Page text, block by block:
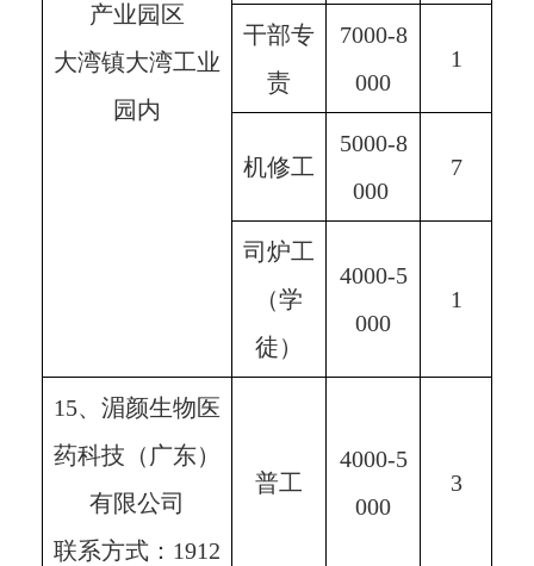
产业园区
大湾镇大湾工业
园内
干部专
责
7000-8
000
1
机修工
5000-8
000
7
司炉工
（学
徒）
4000-5
000
1
15、湄颜生物医
药科技（广东）
有限公司
联系方式：1912
普工
4000-5
000
3